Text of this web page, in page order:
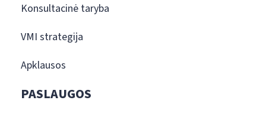
Konsultacinė taryba
VMI strategija
Apklausos
PASLAUGOS